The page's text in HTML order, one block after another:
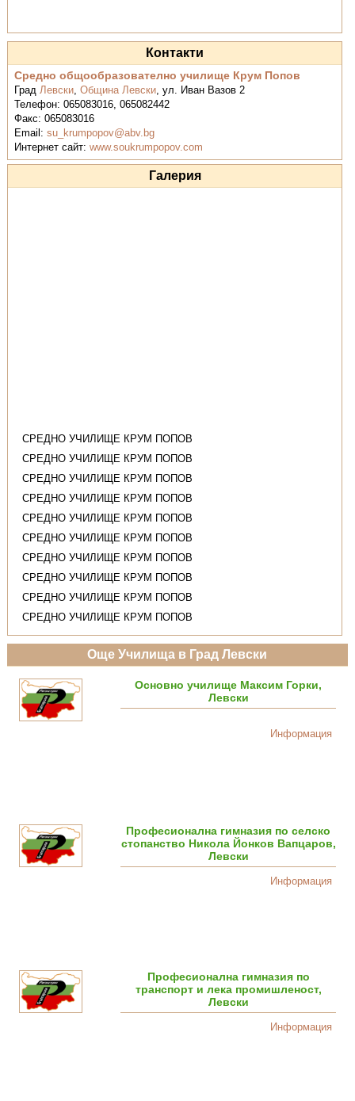
Контакти
Средно общообразователно училище Крум Попов
Град Левски ,Община Левски ,ул. Иван Вазов 2
Телефон:065083016, 065082442
Факс:065083016
Email:su_krumpopov@abv.bg
Интернет сайт:www.soukrumpopov.com
Галерия
СРЕДНО УЧИЛИЩЕ КРУМ ПОПОВ
СРЕДНО УЧИЛИЩЕ КРУМ ПОПОВ
СРЕДНО УЧИЛИЩЕ КРУМ ПОПОВ
СРЕДНО УЧИЛИЩЕ КРУМ ПОПОВ
СРЕДНО УЧИЛИЩЕ КРУМ ПОПОВ
СРЕДНО УЧИЛИЩЕ КРУМ ПОПОВ
СРЕДНО УЧИЛИЩЕ КРУМ ПОПОВ
СРЕДНО УЧИЛИЩЕ КРУМ ПОПОВ
СРЕДНО УЧИЛИЩЕ КРУМ ПОПОВ
СРЕДНО УЧИЛИЩЕ КРУМ ПОПОВ
Още Училища в Град Левски
Основно училище Максим Горки,
Левски
Информация
Професионална гимназия по селско
стопанство Никола Йонков Вапцаров,
Левски
Информация
Професионална гимназия по
транспорт и лека промишленост,
Левски
Информация